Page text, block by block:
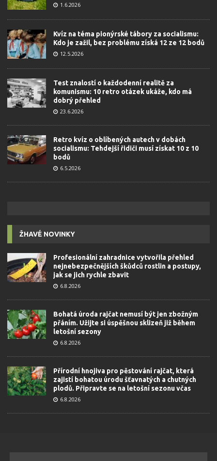
1.6.2026
Kvíz na téma pionýrské tábory za socialismu:
Kdo je zažil, bez problému získá 12 ze 12 bodů
12.5.2026
Test znalostí o každodenní realitě za
komunismu: 10 retro otázek ukáže, kdo má
dobrý přehled
23.6.2026
Retro kvíz o oblíbených autech v dobách
socialismu: Tehdejší řidiči musí získat 10 z 10
bodů
6.5.2026
ŽHAVÉ NOVINKY
Profesionální zahradnice vytvořila přehled
nejnebezpečnějších škůdců rostlin a postupy,
jak se jich rychle zbavit
6.8.2026
Bohatá úroda rajčat nemusí být jen zbožným
přáním. Užijte si úspěšnou sklizeň již během
letošní sezony
6.8.2026
Přírodní hnojiva pro pěstování rajčat, která
zajistí bohatou úrodu šťavnatých a chutných
plodů. Připravte se na letošní sezonu včas
6.8.2026